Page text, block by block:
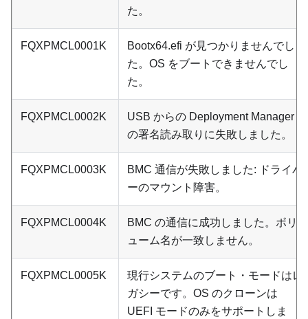
た。
FQXPMCL0001K
Bootx64.efi が見つかりませんでし
た。OS をブートできませんでし
た。
FQXPMCL0002K
USB からの Deployment Manager
の署名読み取りに失敗しました。
FQXPMCL0003K
BMC 通信が失敗しました: ドライバ
ーのマウント障害。
FQXPMCL0004K
BMC の通信に成功しました。ボリ
ューム名が一致しません。
FQXPMCL0005K
現行システムのブート・モードはレ
ガシーです。OS のクローンは
UEFI モードのみをサポートしま